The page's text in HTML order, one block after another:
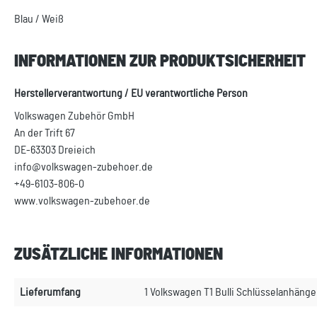
Blau / Weiß
INFORMATIONEN ZUR PRODUKTSICHERHEIT
Herstellerverantwortung / EU verantwortliche Person
Volkswagen Zubehör GmbH
An der Trift 67
DE-63303 Dreieich
info@volkswagen-zubehoer.de
+49-6103-806-0
www.volkswagen-zubehoer.de
ZUSÄTZLICHE INFORMATIONEN
Lieferumfang 1 Volkswagen T1 Bulli